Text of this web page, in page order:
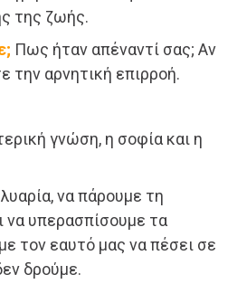
της ζωής.
Πως ήταν απέναντί σας; Αν
την αρνητική επιρροή.
γνώση, η σοφία και η
να πάρουμε τη
να υπερασπίσουμε τα
τον εαυτό μας να πέσει σε
δρούμε.